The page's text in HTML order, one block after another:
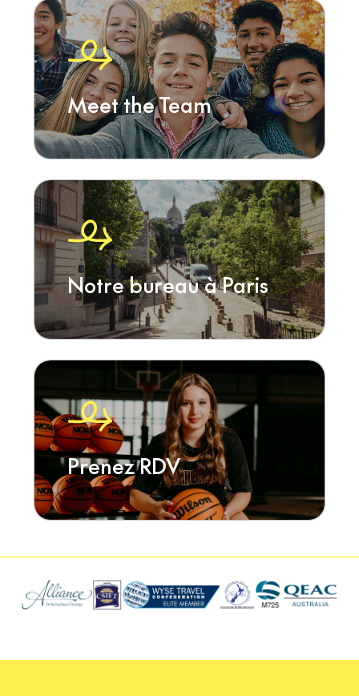
Meet the Team
Notre bureau à Paris
Prenez RDV